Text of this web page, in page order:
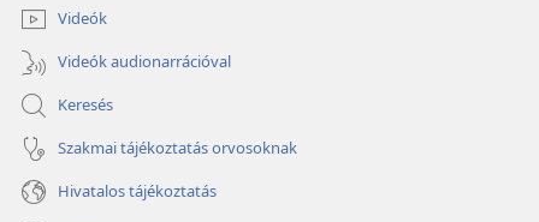
Videók
Videók audionarrációval
Keresés
Szakmai tájékoztatás orvosoknak
Hivatalos tájékoztatás